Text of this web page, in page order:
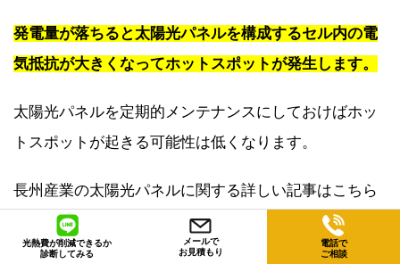
発電量が落ちると太陽光パネルを構成するセル内の電
気抵抗が大きくなってホットスポットが発生します。
太陽光パネルを定期的メンテナンスにしておけばホッ
トスポットが起きる可能性は低くなります。
長州産業の太陽光パネルに関する詳しい記事はこちら
【2022年】太陽光パネルのメーカーについて！おす
すめできるメーカーを公開
光熱費が削減できるか
診断してみる
メールで
お見積もり
電話で
ご相談